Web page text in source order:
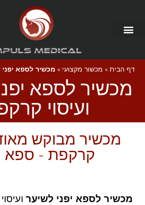
דף הבית » מכשור מקצועי » מכשיר לספא יפני
מכשיר לספא
ועיסוי
מכשיר מבוקש
קרקפת - ספא
מכשיר לספא יפני לשיער